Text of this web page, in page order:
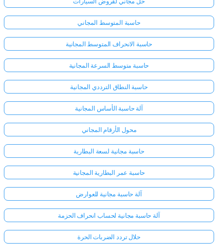
حاسبة المتوسط المجاني
حاسبة الانحراف المتوسط المجانية
حاسبة متوسط السرعة المجانية
حاسبة النطاق الترددي المجانية
آلة حاسبة الأساس المجانية
محول الأرقام المجاني
حاسبة مجانية لسعة البطارية
حاسبة عمر البطارية المجانية
آلة حاسبة مجانية للعوارض
آلة حاسبة مجانية لحساب انحراف الحزمة
حلال تردد الضربات الحرة